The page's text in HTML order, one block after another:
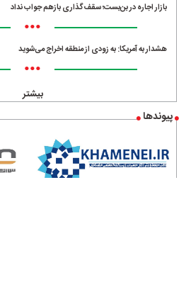
بازار اجاره در بن‌بست؛ سقف‌گذاری بازهم جواب نداد
•••
هشدار به آمریکا: به زودی از منطقه اخراج می‌شوید
•••
بیشتر
پیوندها